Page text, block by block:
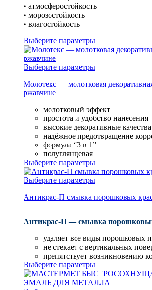
• атмосферостойкость
• морозостойкость
• влагостойкость
Выберите параметры
Выберите параметры
Молотекс — молотковая
ржавчине
молотковый эффект
простота и удобство нанесения
высокие декоративные качества
надёжное предотвращение
формула “3 в 1”
полуглянцевая
Выберите параметры
Выберите параметры
Антикрас-П смывка порошковых
Антикрас-П — смывка
удаляет все виды порошковых
не стекает с вертикальных
препятствует возникновению
Выберите параметры